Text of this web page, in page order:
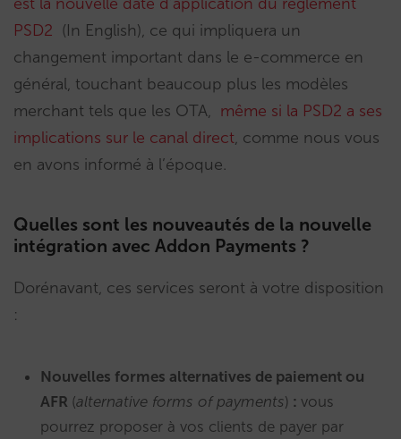
PSD2 (In English), ce qui impliquera un
changement important dans le e-commerce en
général, touchant beaucoup plus les modèles
merchant tels que les OTA, même si la PSD2 a ses
implications sur le canal direct, comme nous vous
en avons informé à l’époque.
Quelles sont les nouveautés de la nouvelle
intégration avec Addon Payments ?
Dorénavant, ces services seront à votre disposition
:
Nouvelles formes alternatives de paiement ou
AFR (alternative forms of payments) : vous
pourrez proposer à vos clients de payer par